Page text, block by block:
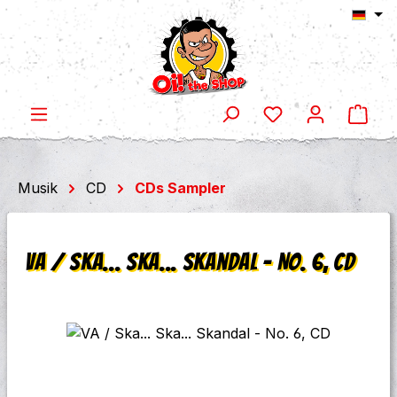
Zum Hauptinhalt springen
Musik CD CDs Sampler
VA / Ska... Ska... Skandal - No. 6, CD
Bildergalerie überspringen